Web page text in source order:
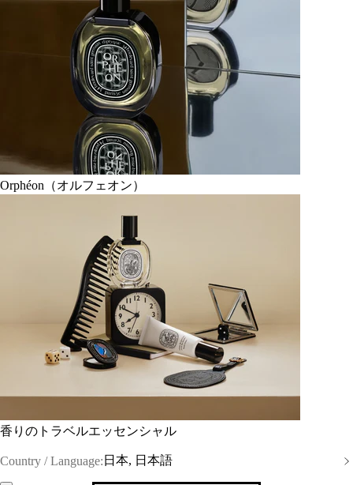
Orphéon（オルフェオン）
香りのトラベルエッセンシャル
Country / Language: 日本, 日本語